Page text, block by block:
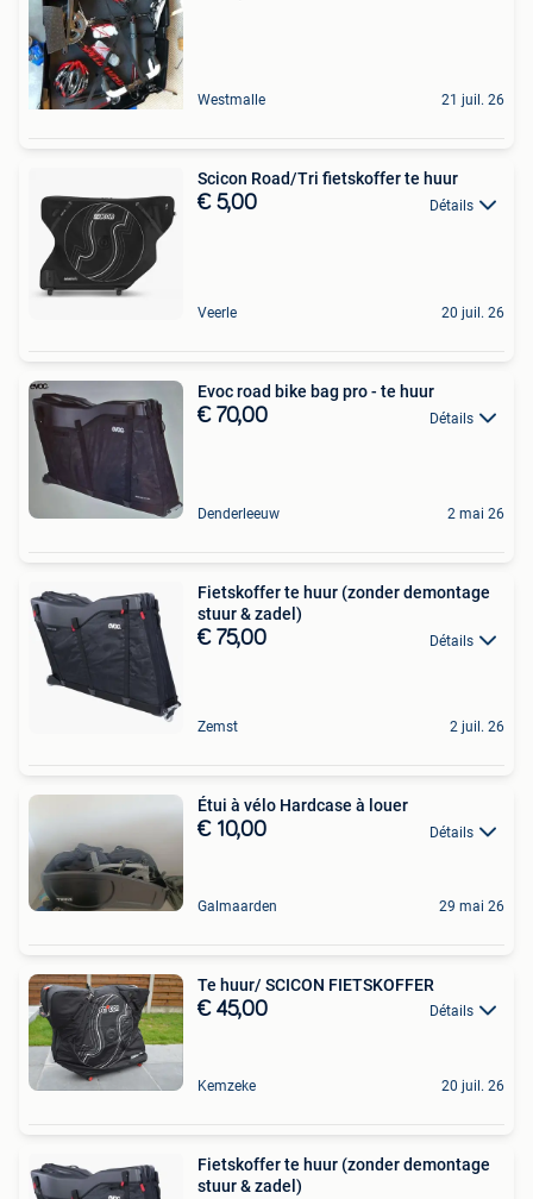
Westmalle 21 juil. 26
Scicon Road/Tri fietskoffer te huur
€ 5,00 Détails
Veerle 20 juil. 26
Evoc road bike bag pro - te huur
€ 70,00 Détails
Denderleeuw 2 mai 26
Fietskoffer te huur (zonder demontage
stuur & zadel)
€ 75,00 Détails
Zemst 2 juil. 26
Étui à vélo Hardcase à louer
€ 10,00 Détails
Galmaarden 29 mai 26
Te huur/ SCICON FIETSKOFFER
€ 45,00 Détails
Kemzeke 20 juil. 26
Fietskoffer te huur (zonder demontage
stuur & zadel)